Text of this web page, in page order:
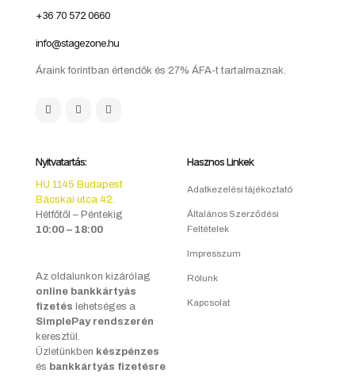
+36 70 572 0660
info@stagezone.hu
Áraink forintban értendők és 27% ÁFA-t tartalmaznak.
Nyitvatartás:
HU 1145 Budapest
Bácskai utca 42.
Hétfőtől – Péntekig
10:00 – 18:00
Az oldalunkon kizárólag
online bankkártyás
fizetés lehetséges a
SimplePay rendszerén
keresztül.
Üzletünkben készpénzes
és bankkártyás fizetésre
Hasznos Linkek
Adatkezelési tájékoztató
Általános Szerződési
Feltételek
Impresszum
Rólunk
Kapcsolat